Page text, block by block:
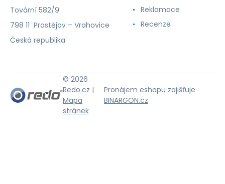
Tovární 582/9
798 11 Prostějov – Vrahovice
Česká republika
Reklamace
Recenze
© 2026
Redo.cz |
Mapa
stránek
Pronájem eshopu zajišťuje
BINARGON.cz